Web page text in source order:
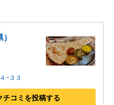
−３３
チコミを投稿する